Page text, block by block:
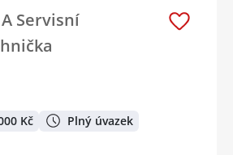
Servisní
Kč Plný úvazek